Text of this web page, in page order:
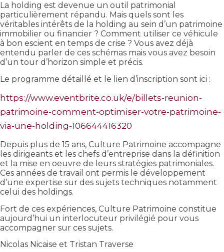
La holding est devenue un outil patrimonial
particulièrement répandu. Mais quels sont les
véritables intérêts de la holding au sein d’un patrimoine
immobilier ou financier ? Comment utiliser ce véhicule
à bon escient en temps de crise ? Vous avez déjà
entendu parler de ces schémas mais vous avez besoin
d’un tour d’horizon simple et précis.
Le programme détaillé et le lien d’inscription sont ici :
https://www.eventbrite.co.uk/e/billets-reunion-
patrimoine-comment-optimiser-votre-patrimoine-
via-une-holding-106644416320
Depuis plus de 15 ans, Culture Patrimoine accompagne
les dirigeants et les chefs d’entreprise dans la définition
et la mise en oeuvre de leurs stratégies patrimoniales.
Ces années de travail ont permis le développement
d’une expertise sur des sujets techniques notamment
celui des holdings.
Fort de ces expériences, Culture Patrimoine constitue
aujourd’hui un interlocuteur privilégié pour vous
accompagner sur ces sujets.
Nicolas Nicaise et Tristan Traverse